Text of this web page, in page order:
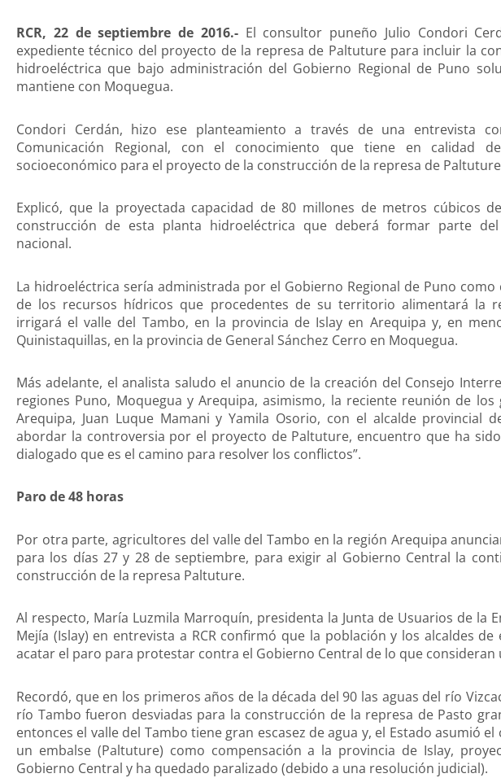
RCR, 22 de septiembre de 2016.-El consultor puneño Julio Condori
expediente técnico del proyecto de la represa de Paltuture para incluir la
hidroeléctrica que bajo administración del Gobierno Regional de Puno
mantiene con Moquegua.
Condori Cerdán, hizo ese planteamiento a través de una entrevista
Comunicación Regional, con el conocimiento que tiene en calidad
socioeconómico para el proyecto de la construcción de la represa de
Explicó, que la proyectada capacidad de 80 millones de metros cúbicos
construcción de esta planta hidroeléctrica que deberá formar parte
nacional.
La hidroeléctrica sería administrada por el Gobierno Regional de Puno
de los recursos hídricos que procedentes de su territorio alimentará la
irrigará el valle del Tambo, en la provincia de Islay en Arequipa y, en
Quinistaquillas, en la provincia de General Sánchez Cerro en Moquegua.
Más adelante, el analista saludo el anuncio de la creación del Consejo
regiones Puno, Moquegua y Arequipa, asimismo, la reciente reunión de
Arequipa, Juan Luque Mamani y Yamila Osorio, con el alcalde provincial
abordar la controversia por el proyecto de Paltuture, encuentro que ha
dialogado que es el camino para resolver los conflictos”.
Paro de 48 horas
Por otra parte, agricultores del valle del Tambo en la región Arequipa
para los días 27 y 28 de septiembre, para exigir al Gobierno Central la
construcción de la represa Paltuture.
Al respecto, María Luzmila Marroquín, presidenta la Junta de Usuarios de la
Mejía (Islay) en entrevista a RCR confirmó que la población y los alcaldes
acatar el paro para protestar contra el Gobierno Central de lo que consideran
Recordó, que en los primeros años de la década del 90 las aguas del río
río Tambo fueron desviadas para la construcción de la represa de Pasto
entonces el valle del Tambo tiene gran escasez de agua y, el Estado asumió
un embalse (Paltuture) como compensación a la provincia de Islay,
Gobierno Central y ha quedado paralizado (debido a una resolución judicial).